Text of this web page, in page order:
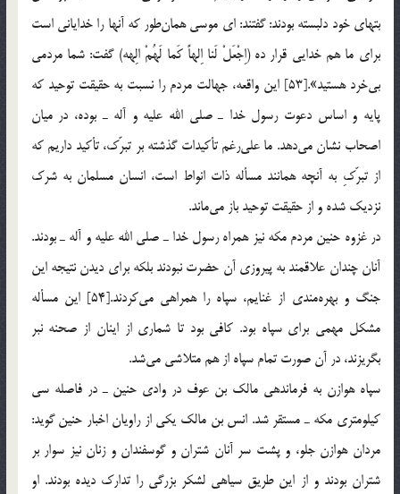
بتهای خود دلبسته بودند: گفتند: ای موسی همان‌طور كه آنها را خدایانی است
برای ما هم خدایی قرار ده (اِجْعَلْ لَنا اِلهاً كَما لَهُمْ الِهه) گفت: شما مردمی
بی‌خرد هستید».[53] این واقعه، جهالت مردم را نسبت به حقیقت توحید كه
پایه و اساس دعوت رسول خدا ـ صلی الله علیه و آله ـ بوده، در میان
اصحاب نشان می‌دهد. ما علی‌رغم تأكیدات گذشته بر تبرّك، تأكید داریم كه
از تبرّكِ به آنچه همانند مسأله ذات انواط است، انسان مسلمان به شرك
نزدیك شده و از حقیقت توحید باز می‌ماند.
در غزوه حنین مردم مكه نیز همراه رسول خدا ـ صلی الله علیه و آله ـ بودند.
آنان چندان علاقمند به پیروزی آن حضرت نبودند بلكه برای دیدن نتیجه این
جنگ و بهره‌مندی از غنایم، سپاه را همراهی می‌كردند.[54] این مسأله
مشكل مهمی برای سپاه بود. كافی بود تا شماری از اینان از صحنه نبر
بگریزند، در آن صورت تمام سپاه از هم متلاشی می‌شد.
سپاه هوازن به فرماندهی مالك بن عوف در وادی حنین ـ در فاصله سی
كیلومتری مكه ـ مستقر شد. انس بن مالك یكی از راویان اخبار حنین گوید:
مردان هوازن جلو، و پشت سر آنان شتران و گوسفندان و زنان نیز سوار بر
شتران بودند و از این طریق سیاهی لشكر بزرگی را تدارك دیده بودند. او